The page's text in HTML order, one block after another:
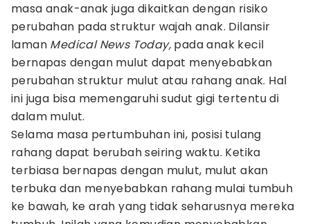
masa anak-anak juga dikaitkan dengan risiko
perubahan pada struktur wajah anak. Dilansir
laman Medical News Today, pada anak kecil
bernapas dengan mulut dapat menyebabkan
perubahan struktur mulut atau rahang anak. Hal
ini juga bisa memengaruhi sudut gigi tertentu di
dalam mulut.
Selama masa pertumbuhan ini, posisi tulang
rahang dapat berubah seiring waktu. Ketika
terbiasa bernapas dengan mulut, mulut akan
terbuka dan menyebabkan rahang mulai tumbuh
ke bawah, ke arah yang tidak seharusnya mereka